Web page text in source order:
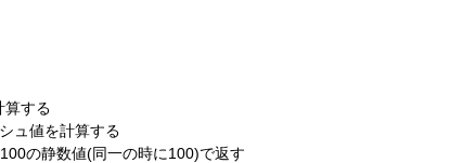
算する
ュ値を計算する
の静数値(同一の時に100)で返す